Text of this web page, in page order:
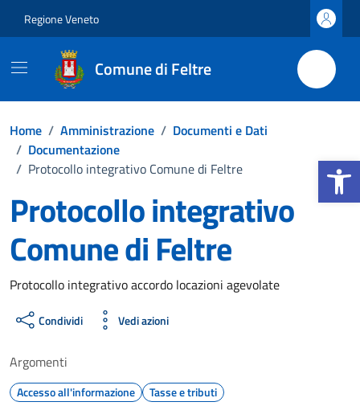
Apri la
Regione Veneto
Comune di Feltre
Home / Amministrazione / Documenti e Dati
/ Documentazione
/ Protocollo integrativo Comune di Feltre
Protocollo integrativo
Comune di Feltre
Dettagli del documento
Protocollo integrativo accordo locazioni agevolate
Condividi Vedi azioni
Argomenti
Accesso all'informazione Tasse e tributi